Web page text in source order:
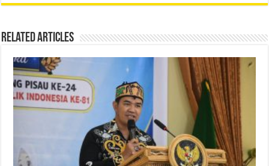
Related Articles